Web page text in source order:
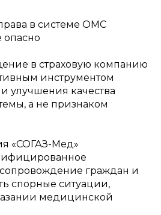
в системе ОМС
опасно
в страховую компанию
инструментом
улучшения качества
а не признаком
«СОГАЗ-Мед»
граждан и
спорные ситуации,
медицинской